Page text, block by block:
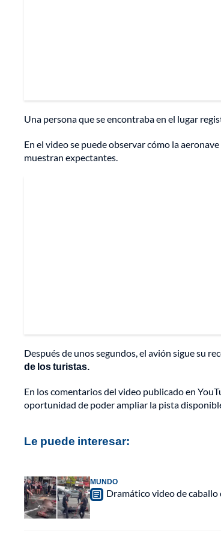
Una persona que se encontraba en el lugar
En el video se puede observar cómo la
muestran expectantes.
Después de unos segundos, el avión sigue su
de los turistas.
En los comentarios del video publicado en
oportunidad de poder ampliar la pista
Le puede interesar:
MUNDO
Dramático video de